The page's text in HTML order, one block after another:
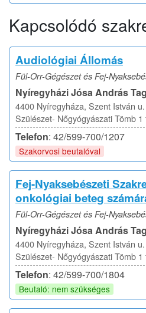
Kapcsolódó
Audiológiai Állomás
Fül-Orr-Gégészet és Fej-
Nyíregyházi Jósa András
4400 Nyíregyháza, Szent István
Szülészet- Nőgyógyászati Tömb
Telefon: 42/599-700/1207
Szakorvosi beutalóval
Fej-Nyaksebészeti
onkológiai beteg
Fül-Orr-Gégészet és Fej-
Nyíregyházi Jósa András
4400 Nyíregyháza, Szent István
Szülészet- Nőgyógyászati Tömb
Telefon: 42/599-700/1804
Beutaló: nem szükséges